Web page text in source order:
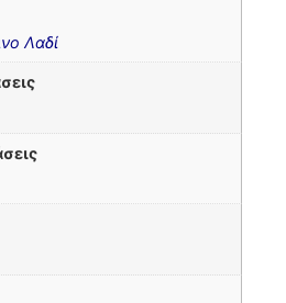
Λαδί